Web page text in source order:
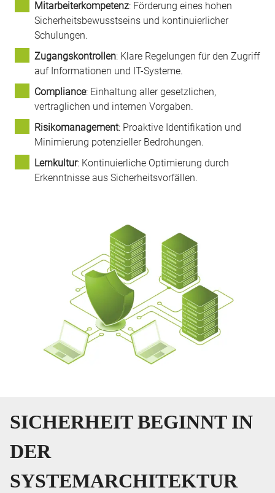
Mitarbeiterkompetenz: Förderung eines hohen
Sicherheitsbewusstseins und kontinuierlicher
Schulungen.
Zugangskontrollen: Klare Regelungen für den Zugriff
auf Informationen und IT-Systeme.
Compliance: Einhaltung aller gesetzlichen,
vertraglichen und internen Vorgaben.
Risikomanagement: Proaktive Identifikation und
Minimierung potenzieller Bedrohungen.
Lernkultur: Kontinuierliche Optimierung durch
Erkenntnisse aus Sicherheitsvorfällen.
SICHERHEIT BEGINNT IN
DER
SYSTEMARCHITEKTUR